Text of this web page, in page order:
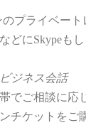
プライベート
にSkypeも
ジネス会話
でご相談に応
チケットをご